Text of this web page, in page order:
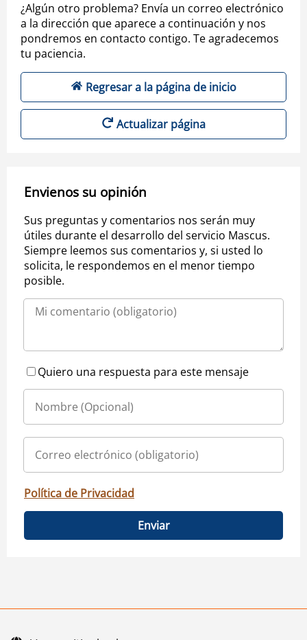
¿Algún otro problema? Envía un correo electrónico
a la dirección que aparece a continuación y nos
pondremos en contacto contigo. Te agradecemos
tu paciencia.
Regresar a la página de inicio
Actualizar página
Envienos su opinión
Sus preguntas y comentarios nos serán muy
útiles durante el desarrollo del servicio Mascus.
Siempre leemos sus comentarios y, si usted lo
solicita, le respondemos en el menor tiempo
posible.
Quiero una respuesta para este mensaje
Política de Privacidad
Enviar